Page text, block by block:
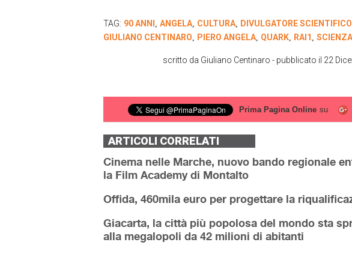
TAG: 90 ANNI ANGELA, CULTURA, DIVULGATORE SCIENTIFICO
GIULIANO CENTINARO PIERO ANGELA, QUARK, RAI1 SCIENZA
scritto da Giuliano Centinaro - pubblicato il 22
Prima Pagina Online su
ARTICOLI CORRELATI
Cinema nelle Marche, nuovo bando regionale
la Film Academy di Montalto
Offida, 460mila euro per progettare la
Giacarta, la città più popolosa del mondo sta
alla megalopoli da 42 milioni di abitanti